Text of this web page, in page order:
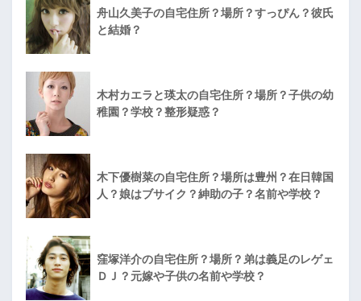
舟山久美子の自宅住所？場所？すっぴん？彼氏
と結婚？
木村カエラと瑛太の自宅住所？場所？子供の幼
稚園？学校？整形疑惑？
木下優樹菜の自宅住所？場所は豊州？在日韓国
人？娘はブサイク？紳助の子？名前や学校？
窪塚洋介の自宅住所？場所？弟は義足のレゲェ
ＤＪ？元嫁や子供の名前や学校？